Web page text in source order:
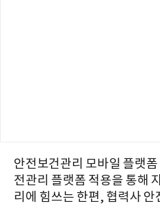
안전보건관리 모바일 플랫
전관리 플랫폼 적용을 통해
리에 힘쓰는 한편, 협력사 안